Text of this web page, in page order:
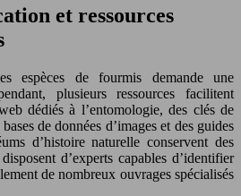
et ressources
espèces de fourmis demande une
plusieurs ressources facilitent
dédiés à l’entomologie, des clés de
de données d’images et des guides
d’histoire naturelle conservent des
d’experts capables d’identifier
de nombreux ouvrages spécialisés